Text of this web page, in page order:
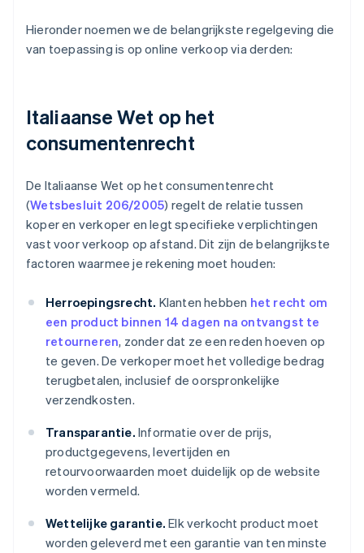
Hieronder noemen we de belangrijkste regelgeving die
van toepassing is op online verkoop via derden:
Italiaanse Wet op het
consumentenrecht
De Italiaanse Wet op het consumentenrecht
(Wetsbesluit 206/2005) regelt de relatie tussen
koper en verkoper en legt specifieke verplichtingen
vast voor verkoop op afstand. Dit zijn de belangrijkste
factoren waarmee je rekening moet houden:
Herroepingsrecht. Klanten hebben het recht om
een product binnen 14 dagen na ontvangst te
retourneren, zonder dat ze een reden hoeven op
te geven. De verkoper moet het volledige bedrag
terugbetalen, inclusief de oorspronkelijke
verzendkosten.
Transparantie. Informatie over de prijs,
productgegevens, levertijden en
retourvoorwaarden moet duidelijk op de website
worden vermeld.
Wettelijke garantie. Elk verkocht product moet
worden geleverd met een garantie van ten minste